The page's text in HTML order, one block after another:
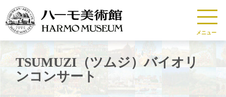
メニュー
TSUMUZI（ツムジ）バイオリ
ンコンサート